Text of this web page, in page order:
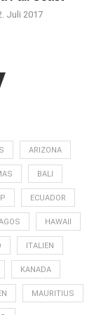
Juli 2017
ARIZONA
BALI
ECUADOR
HAWAII
ITALIEN
KANADA
MAURITIUS